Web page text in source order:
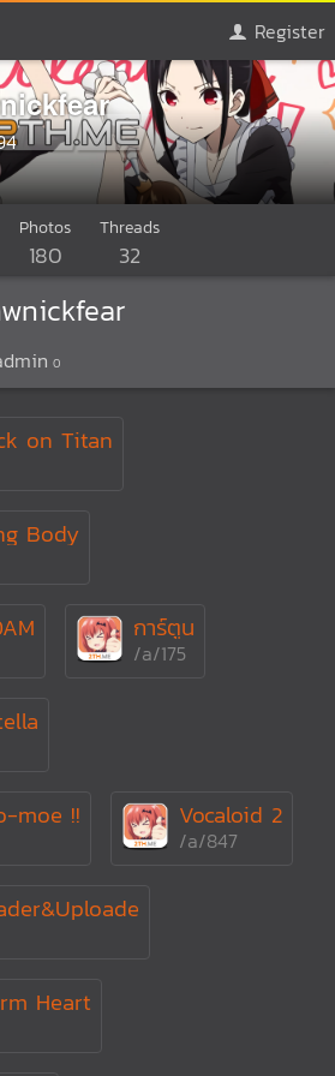
Register
Photos
180
Threads
32
0
on Titan
Body
การ์ตูน
/a/175
moe !! Vocaloid 2
/a/847
Heart